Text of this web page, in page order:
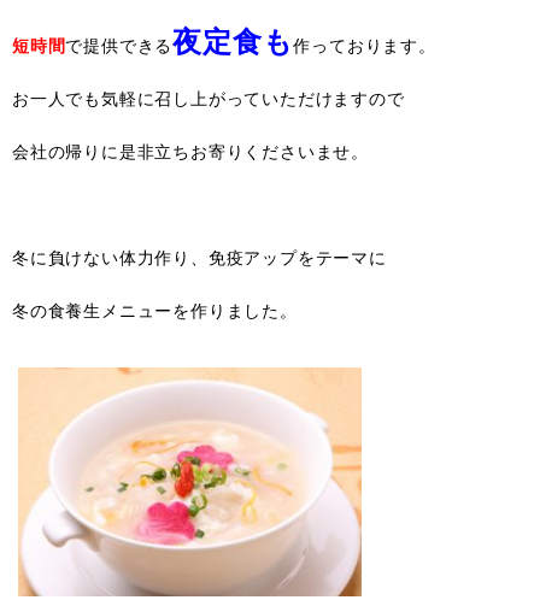
短時間で提供できる夜定食も作っております。
お一人でも気軽に召し上がっていただけますので
会社の帰りに是非立ちお寄りくださいませ。
冬に負けない体力作り、免疫アップをテーマに
冬の食養生メニューを作りました。